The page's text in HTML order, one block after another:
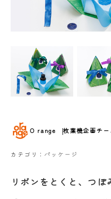
O range 枚葉機企画チー
カテゴリ： パッケージ
リボンをとくと、つぼ